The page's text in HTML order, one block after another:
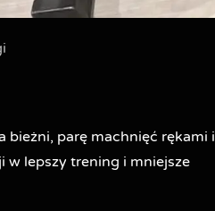
bieżni, parę machnięć rękami i
w lepszy trening i mniejsze